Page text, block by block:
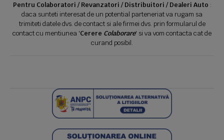
Pentru Colaboratori / Revanzatori / Distribuitori / Dealeri Auto :
daca sunteti interesat de un potential parteneriat va rugam sa
trimiteti datele dvs. de contact si ale firmei dvs. prin formularul de
contact cu mentiunea 'Cerere Colaborare' si va vom contacta cat de
curand posibil.